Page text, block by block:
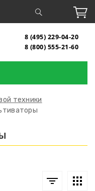
8 (495) 229-04-20
8 (800) 555-21-60
техники